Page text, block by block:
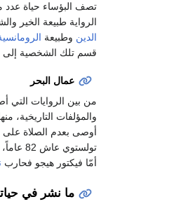
تصف البؤساء حياة
الرواية طبيعة الخير
الدين وطبيعة
قسم تلك الشخصية
عمال البحر
أوصى بعدم الصلاة على
تولستوي عاش 82 عاماً، أمّا فيكتور هيجو فعاش 83 عاماً، وكلاهما حارب السلطات،
أمّا فيكتور هيجو فحارب
ما نشر في